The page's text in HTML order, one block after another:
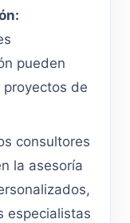
pueden
de
consultores
la asesoría
especialistas